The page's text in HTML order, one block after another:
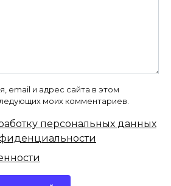
email и адрес сайта в этом
моих комментариев.
персональных данных